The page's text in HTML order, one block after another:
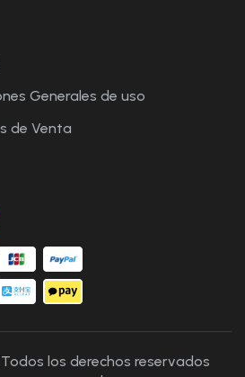
Generales de uso
de Venta
los derechos reservados